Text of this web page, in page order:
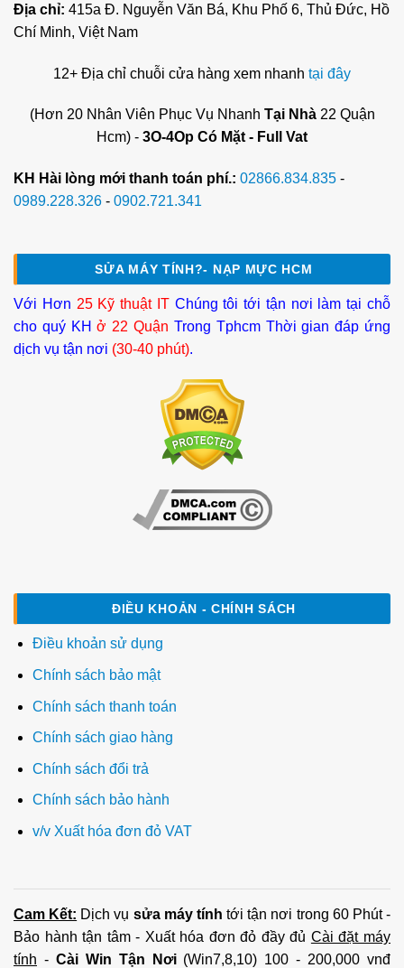
Địa chỉ: 415a Đ. Nguyễn Văn Bá, Khu Phố 6, Thủ Đức, Hồ
Chí Minh, Việt Nam
12+ Địa chỉ chuỗi cửa hàng xem nhanh tại đây
(Hơn 20 Nhân Viên Phục Vụ Nhanh Tại Nhà22 Quận
Hcm) - 3O-4Op Có Mặt - Full Vat
KH Hài lòng mới thanh toán phí.: 02866.834.835 -
0989.228.326 - 0902.721.341
SỬA MÁY TÍNH?- NẠP MỰC HCM
Với Hơn 25 Kỹ thuật ITChúng tôi tới tận nơi làm tại chỗ
cho quý KHở 22 Quận Trong Tphcm Thời gian đáp ứng
dịch vụ tận nơi (30-40 phút).
ĐIỀU KHOẢN - CHÍNH SÁCH
Điều khoản sử dụng
Chính sách bảo mật
Chính sách thanh toán
Chính sách giao hàng
Chính sách đổi trả
Chính sách bảo hành
v/v Xuất hóa đơn đỏ VAT
Cam Kết: Dịch vụ sửa máy tính tới tận nơi trong 60 Phút -
Bảo hành tận tâm - Xuất hóa đơn đỏ đầy đủ Cài đặt máy
tính - Cài Win Tận Nơi(Win7,8,10) 100 - 200,000 vnđ